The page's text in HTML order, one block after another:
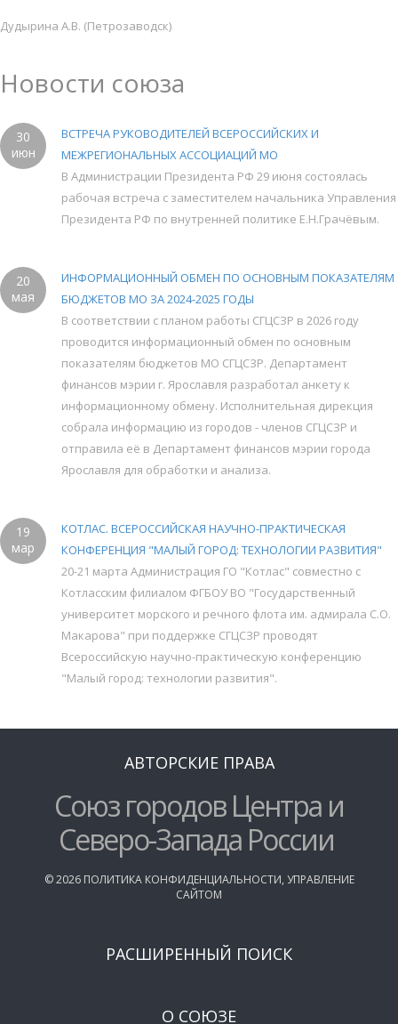
Дудырина А.В. (Петрозаводск)
Новости союза
30
июн
ВСТРЕЧА РУКОВОДИТЕЛЕЙ ВСЕРОССИЙСКИХ И
МЕЖРЕГИОНАЛЬНЫХ АССОЦИАЦИЙ МО
В Администрации Президента РФ 29 июня состоялась
рабочая встреча с заместителем начальника Управления
Президента РФ по внутренней политике Е.Н.Грачёвым.
20
мая
ИНФОРМАЦИОННЫЙ ОБМЕН ПО ОСНОВНЫМ ПОКАЗАТЕЛЯМ
БЮДЖЕТОВ МО ЗА 2024-2025 ГОДЫ
В соответствии с планом работы СГЦСЗР в 2026 году
проводится информационный обмен по основным
показателям бюджетов МО СГЦСЗР. Департамент
финансов мэрии г. Ярославля разработал анкету к
информационному обмену. Исполнительная дирекция
собрала информацию из городов - членов СГЦСЗР и
отправила её в Департамент финансов мэрии города
Ярославля для обработки и анализа.
19
мар
КОТЛАС. ВСЕРОССИЙСКАЯ НАУЧНО-ПРАКТИЧЕСКАЯ
КОНФЕРЕНЦИЯ "МАЛЫЙ ГОРОД: ТЕХНОЛОГИИ РАЗВИТИЯ"
20-21 марта Администрация ГО "Котлас" совместно с
Котласским филиалом ФГБОУ ВО "Государственный
университет морского и речного флота им. адмирала С.О.
Макарова" при поддержке СГЦСЗР проводят
Всероссийскую научно-практическую конференцию
"Малый город: технологии развития".
АВТОРСКИЕ ПРАВА
Союз городов Центра и
Северо-Запада России
©2026 ПОЛИТИКА КОНФИДЕНЦИАЛЬНОСТИ, УПРАВЛЕНИЕ
САЙТОМ
РАСШИРЕННЫЙ ПОИСК
О СОЮЗЕ